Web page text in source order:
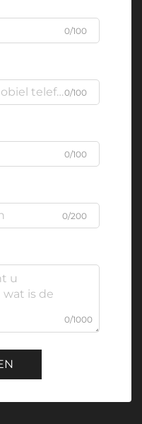
0/100
0/100
0/100
0/200
0/1000